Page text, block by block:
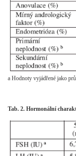
a Hodnoty vyjádřené jako
Tab. 2. Hormonální